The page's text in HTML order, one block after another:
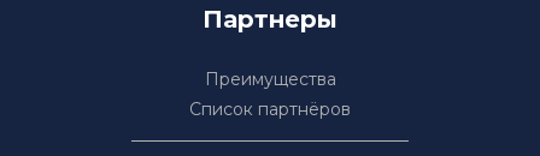
Партнеры
Преимущества
Список партнёров